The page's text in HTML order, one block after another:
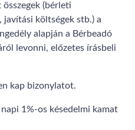
(bérleti
javítási költségek stb.) a
alapján a Bérbeadó
levonni, előzetes írásbeli
kap bizonylatot.
1%-os késedelmi kamat